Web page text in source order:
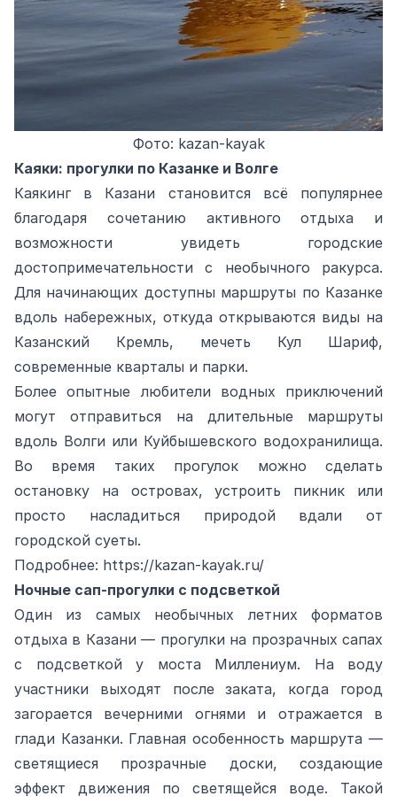
Фото: kazan-kayak
Каяки: прогулки по Казанке и Волге
Каякинг в Казани становится всё популярнее
благодаря сочетанию активного отдыха и
возможности увидеть городские
достопримечательности с необычного ракурса.
Для начинающих доступны маршруты по Казанке
вдоль набережных, откуда открываются виды на
Казанский Кремль, мечеть Кул Шариф,
современные кварталы и парки.
Более опытные любители водных приключений
могут отправиться на длительные маршруты
вдоль Волги или Куйбышевского водохранилища.
Во время таких прогулок можно сделать
остановку на островах, устроить пикник или
просто насладиться природой вдали от
городской суеты.
Подробнее: https://kazan-kayak.ru/
Ночные сап-прогулки с подсветкой
Один из самых необычных летних форматов
отдыха в Казани — прогулки на прозрачных сапах
с подсветкой у моста Миллениум. На воду
участники выходят после заката, когда город
загорается вечерними огнями и отражается в
глади Казанки. Главная особенность маршрута —
светящиеся прозрачные доски, создающие
эффект движения по светящейся воде. Такой